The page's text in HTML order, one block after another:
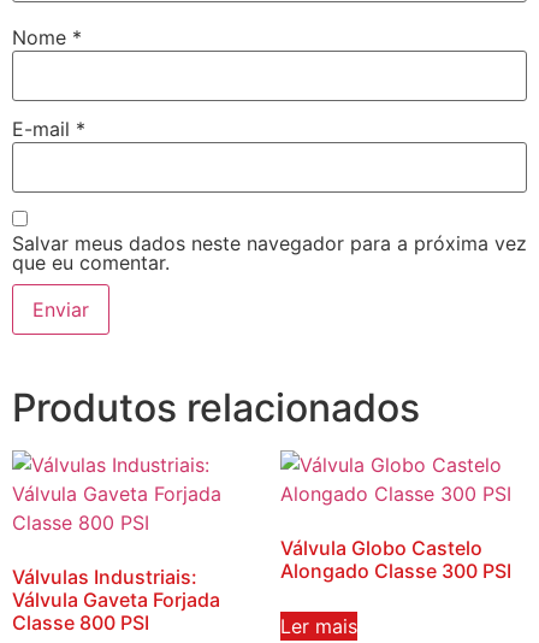
Nome *
E-mail *
Salvar meus dados neste navegador para a próxima vez
que eu comentar.
Produtos relacionados
Válvulas Industriais:
Válvula Gaveta Forjada
Classe 800 PSI
Válvula Globo Castelo
Alongado Classe 300 PSI
Ler mais